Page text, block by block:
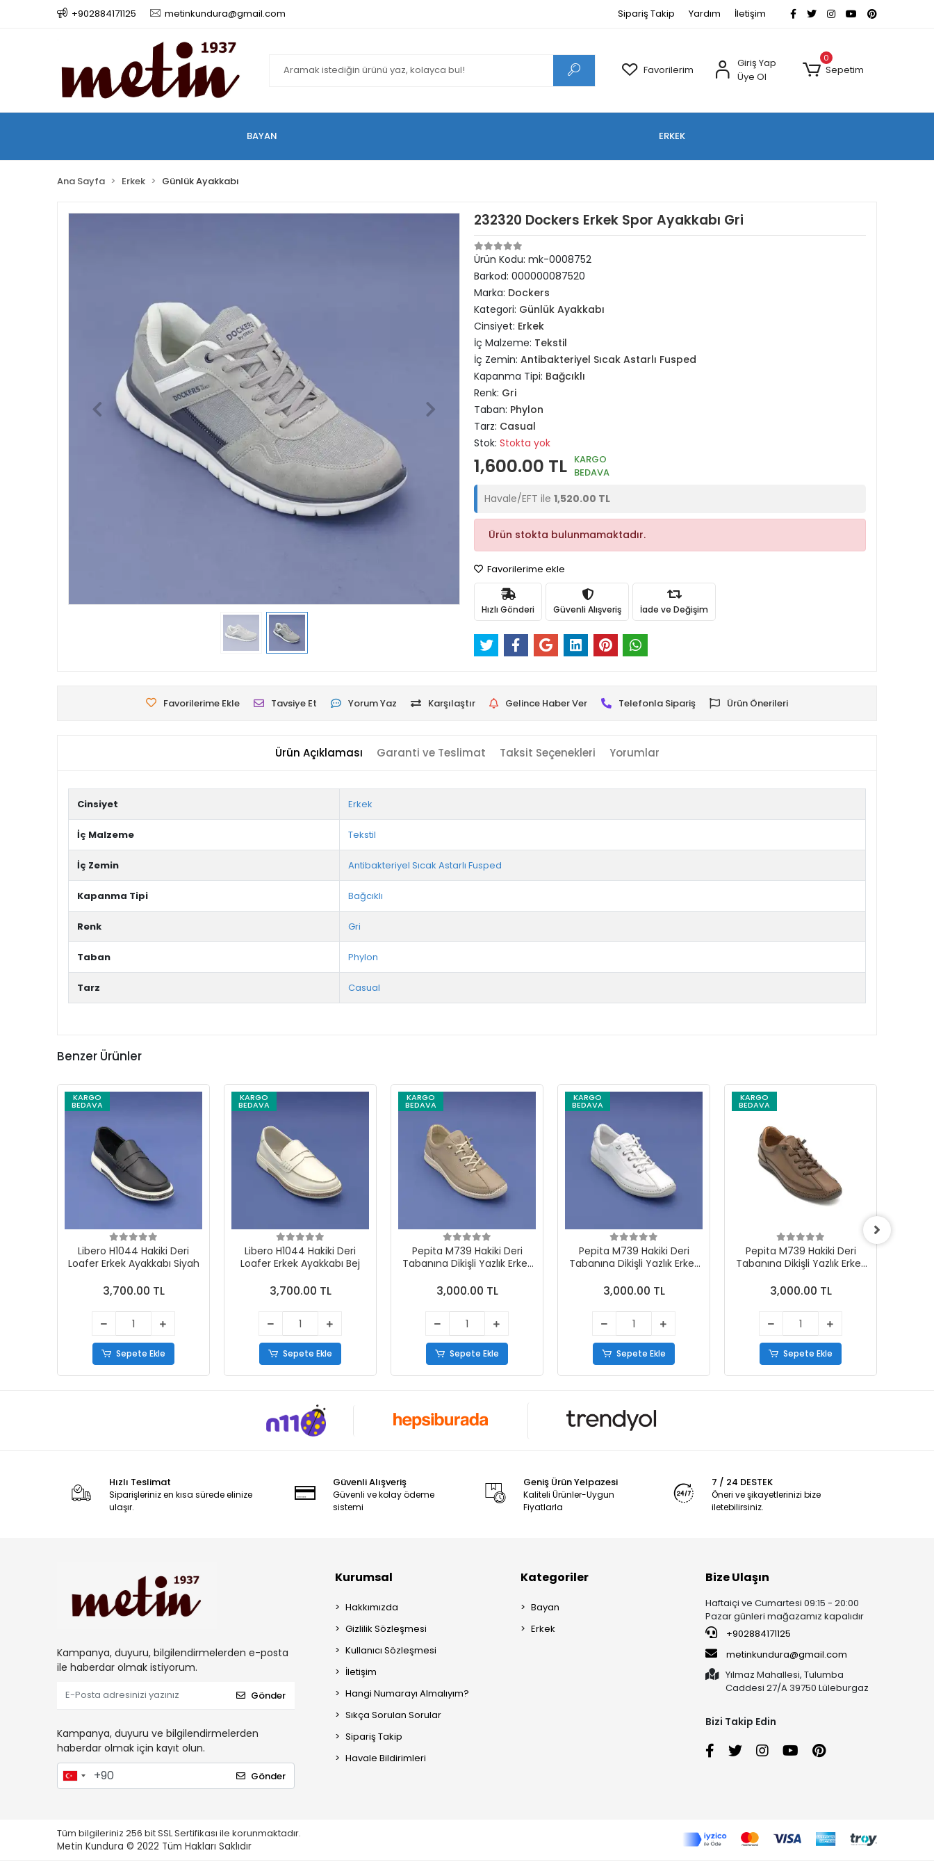
+902884171125 metinkundura@gmail.com Sipariş Takip Yardım İletişim
Favorilerim
Giriş Yap
Üye Ol
0
Sepetim
BAYAN ERKEK
Ana Sayfa Erkek Günlük Ayakkabı
232320 Dockers Erkek Spor Ayakkabı Gri
Ürün Kodu: mk-0008752
Barkod: 000000087520
Marka: Dockers
Kategori: Günlük Ayakkabı
Cinsiyet: Erkek
İç Malzeme: Tekstil
İç Zemin: Antibakteriyel Sıcak Astarlı Fusped
Kapanma Tipi: Bağcıklı
Renk: Gri
Taban: Phylon
Tarz: Casual
Stok: Stokta yok
1,600.00 TL KARGO
BEDAVA
Havale/EFT ile 1,520.00 TL
Ürün stokta bulunmamaktadır.
Favorilerime ekle
Hızlı Gönderi Güvenli Alışveriş İade ve Değişim
Favorilerime Ekle Tavsiye Et Yorum Yaz Karşılaştır Gelince Haber Ver Telefonla Sipariş Ürün Önerileri
Ürün Açıklaması Garanti ve Teslimat Taksit Seçenekleri Yorumlar
Cinsiyet Erkek
İç Malzeme Tekstil
İç Zemin Antibakteriyel Sıcak Astarlı Fusped
Kapanma Tipi Bağcıklı
Renk Gri
Taban Phylon
Tarz Casual
Benzer Ürünler
KARGO
BEDAVA
Libero H1044 Hakiki Deri
Loafer Erkek Ayakkabı Siyah
3,700.00 TL
Sepete Ekle
KARGO
BEDAVA
Libero H1044 Hakiki Deri
Loafer Erkek Ayakkabı Bej
3,700.00 TL
Sepete Ekle
KARGO
BEDAVA
Pepita M739 Hakiki Deri
Tabanına Dikişli Yazlık Erkek
3,000.00 TL
Sepete Ekle
KARGO
BEDAVA
Pepita M739 Hakiki Deri
Tabanına Dikişli Yazlık Erkek
3,000.00 TL
Sepete Ekle
KARGO
BEDAVA
Pepita M739 Hakiki Deri
Tabanına Dikişli Yazlık Erkek
3,000.00 TL
Sepete Ekle
Hızlı Teslimat
Siparişleriniz en kısa sürede elinize
ulaşır.
Güvenli Alışveriş
Güvenli ve kolay ödeme
sistemi
Geniş Ürün Yelpazesi
Kaliteli Ürünler-Uygun
Fiyatlarla
7 / 24 DESTEK
Öneri ve şikayetlerinizi bize
iletebilirsiniz.
Kampanya, duyuru, bilgilendirmelerden e-posta
ile haberdar olmak istiyorum.
Gönder
Kampanya, duyuru ve bilgilendirmelerden
haberdar olmak için kayıt olun.
Gönder
Kurumsal
Hakkımızda
Gizlilik Sözleşmesi
Kullanıcı Sözleşmesi
İletişim
Hangi Numarayı Almalıyım?
Sıkça Sorulan Sorular
Sipariş Takip
Havale Bildirimleri
Kategoriler
Bayan
Erkek
Bize Ulaşın
Haftaiçi ve Cumartesi 09:15 - 20:00
Pazar günleri mağazamız kapalıdır
+902884171125
metinkundura@gmail.com
Yılmaz Mahallesi, Tulumba
Caddesi 27/A 39750 Lüleburgaz
Bizi Takip Edin
Tüm bilgileriniz 256 bit SSL Sertifikası ile korunmaktadır.
Metin Kundura © 2022 Tüm Hakları Saklıdır